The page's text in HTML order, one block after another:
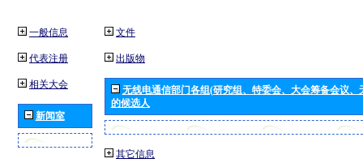
一般信息
代表注册
相关大会
新闻室
文件
出版物
无线电通信部门各组(研究组、特委会、大会筹备会议
的候选人
其它信息